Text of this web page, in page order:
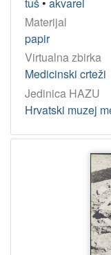
Materijal
papir
Virtualna zbirka
Medicinski crteži
Jedinica HAZU
Hrvatski muzej